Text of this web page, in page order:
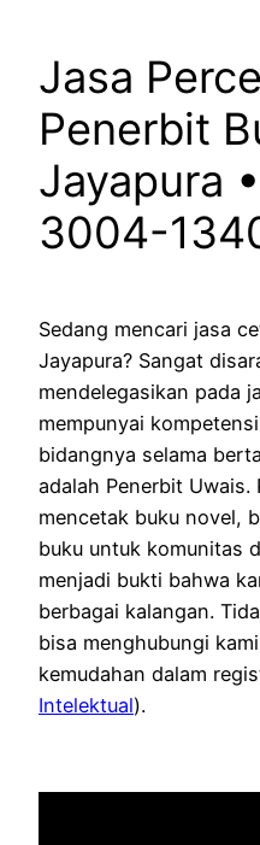
Jasa
Penerbit
Jayapura
3004-
Sedang mencari jasa
Jayapura? Sangat
mendelegasikan pada
mempunyai
bidangnya selama
adalah Penerbit Uwais.
mencetak buku novel,
buku untuk komunitas
menjadi bukti bahwa
berbagai kalangan.
bisa menghubungi
kemudahan dalam
Intelektual).